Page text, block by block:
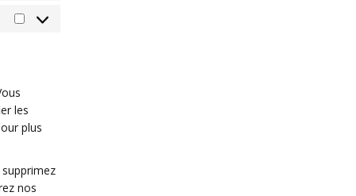
Marketing
les
plus
nos